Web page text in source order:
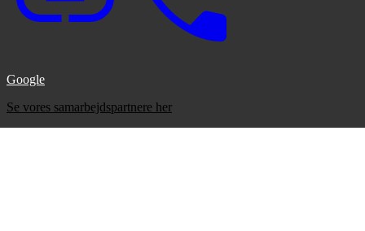
Google
Se vores samarbejdspartnere her